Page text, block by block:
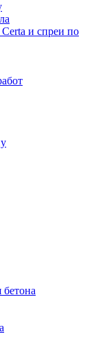
Certa и спреи по